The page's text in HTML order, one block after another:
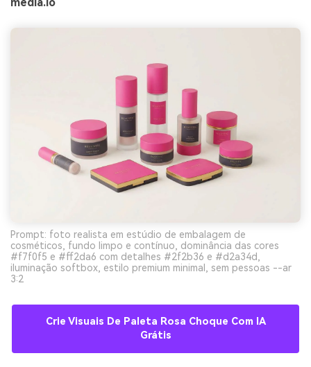
Prompt: foto realista em estúdio de embalagem de
cosméticos, fundo limpo e contínuo, dominância das cores
#f7f0f5 e #ff2da6 com detalhes #2f2b36 e #d2a34d,
iluminação softbox, estilo premium minimal, sem pessoas --ar
3:2
Crie Visuais De Paleta Rosa Choque Com IA
Grátis